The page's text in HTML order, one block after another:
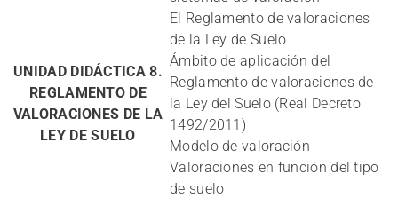
UNIDAD DIDÁCTICA 8.
REGLAMENTO DE
VALORACIONES DE LA
LEY DE SUELO
El Reglamento de valoraciones
de la Ley de Suelo
Ámbito de aplicación del
Reglamento de valoraciones de
la Ley del Suelo (Real Decreto
1492/2011)
Modelo de valoración
Valoraciones en función del tipo
de suelo